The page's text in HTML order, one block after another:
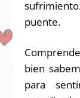
puente.
bien
para